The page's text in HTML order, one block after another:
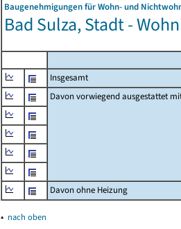
Baugenehmigungen für Wohn- und
Bad Sulza, Stadt -
Insgesamt
Davon vorwiegend ausgestattet
Davon ohne Heizung
▴ nach oben